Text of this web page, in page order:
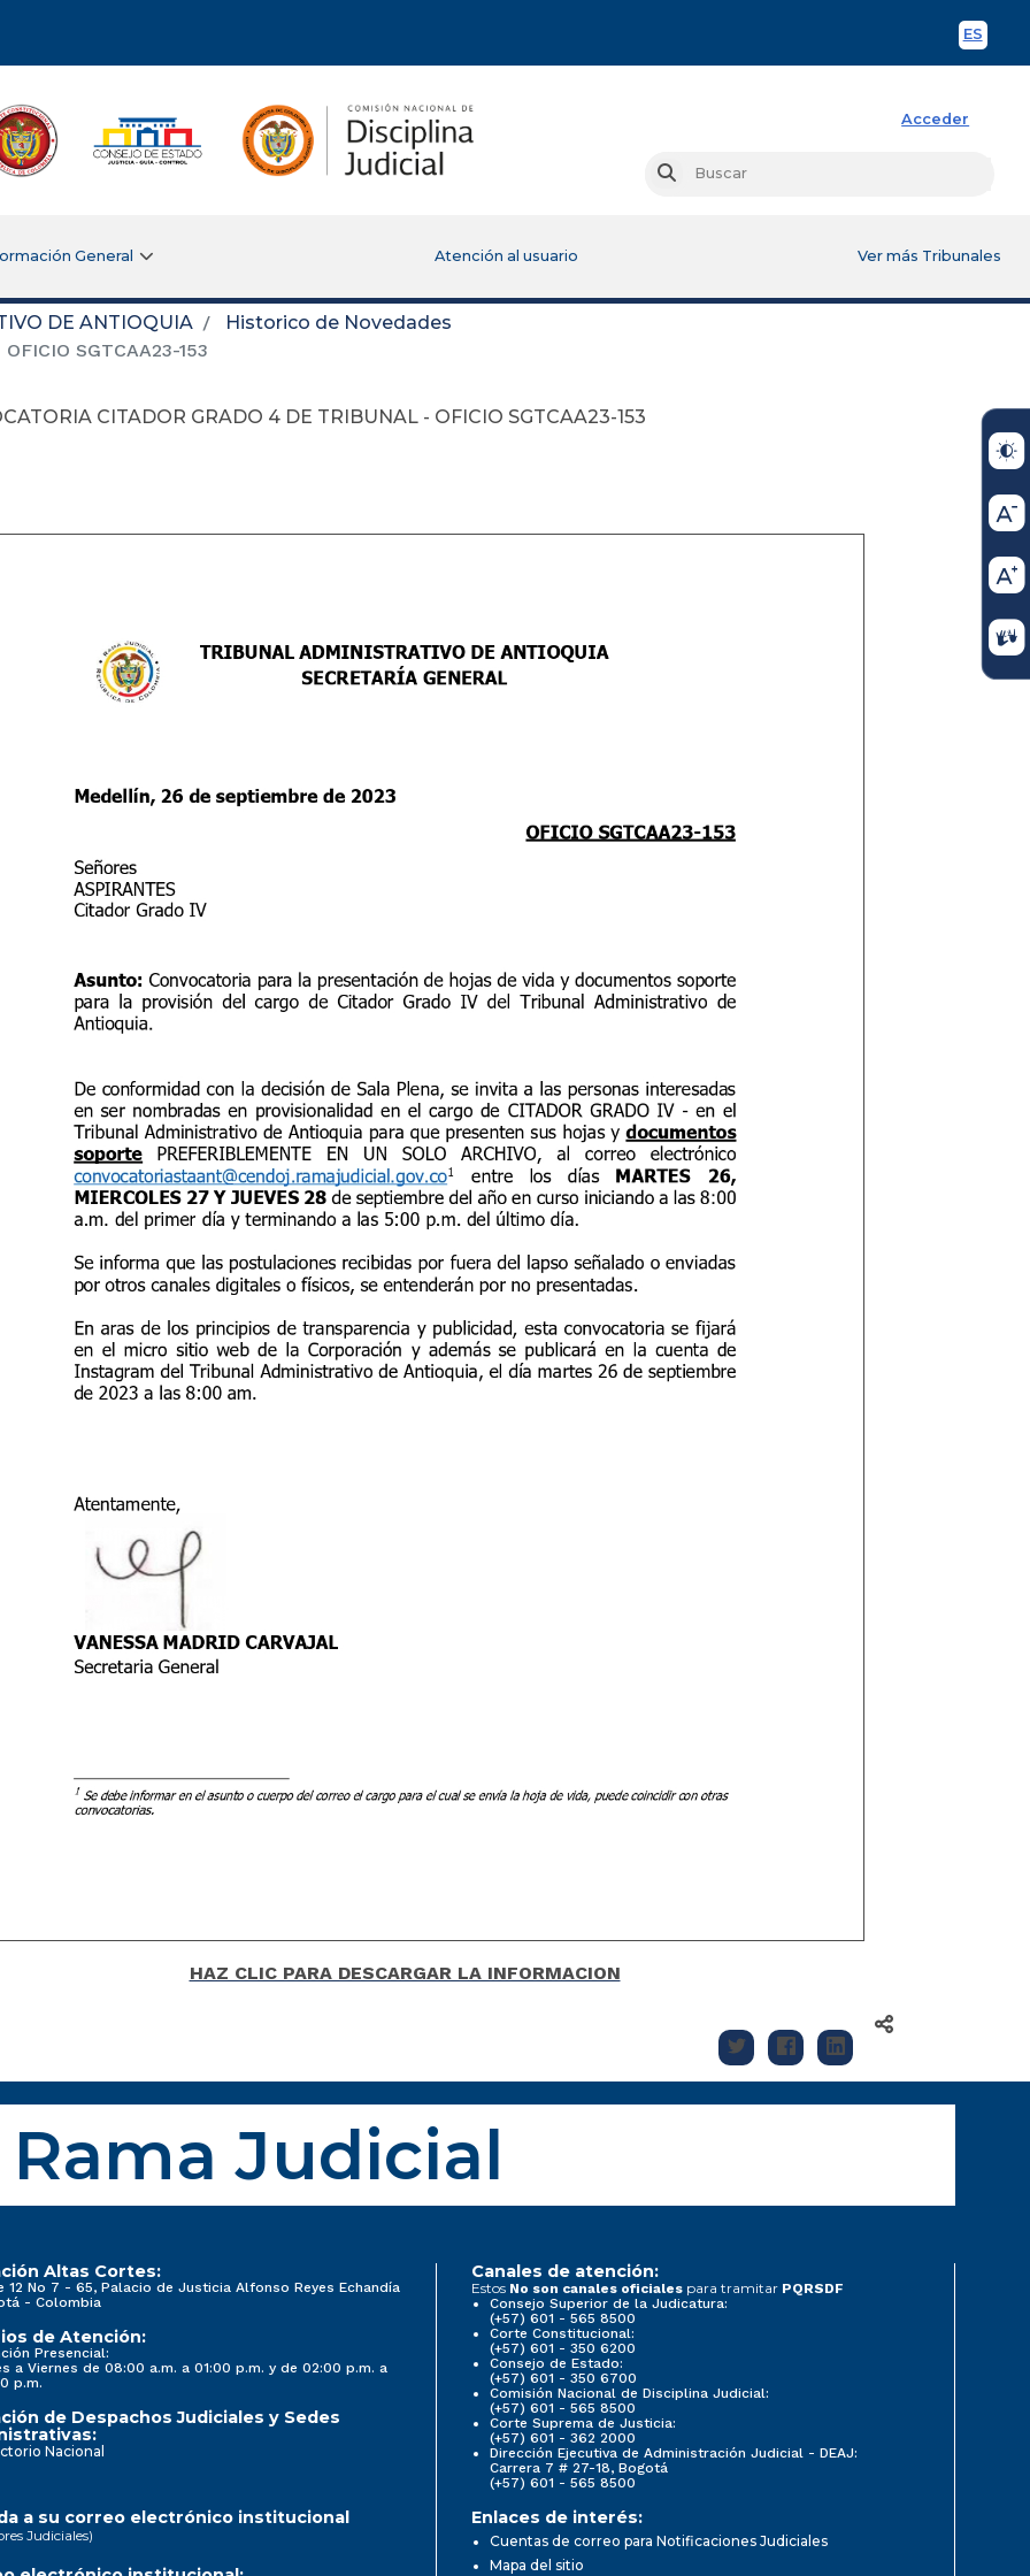
ES
Acceder
Buscar
General Atención al usuario Ver más Tribunales
DE ANTIOQUIA
Historico de Novedades
SGTCAA23-153
CITADOR GRADO 4 DE TRIBUNAL - OFICIO SGTCAA23-153
HAZ CLIC PARA DESCARGAR LA INFORMACION
Rama Judicial
Altas Cortes:
12 No 7 - 65, Palacio de Justicia Alfonso Reyes Echandía
- Colombia
de Atención:
Presencial:
a Viernes de 08:00 a.m. a 01:00 p.m. y de 02:00 p.m. a
p.m.
de Despachos Judiciales y Sedes
Nacional
Canales de atención:
Estos No son canales oficiales para tramitar PQRSDF
Consejo Superior de la Judicatura:
(+57) 601 - 565 8500
Corte Constitucional:
(+57) 601 - 350 6200
Consejo de Estado:
(+57) 601 - 350 6700
Comisión Nacional de Disciplina Judicial:
(+57) 601 - 565 8500
Corte Suprema de Justicia:
(+57) 601 - 362 2000
Dirección Ejecutiva de Administración Judicial - DEAJ:
Carrera 7 # 27-18, Bogotá
(+57) 601 - 565 8500
a su correo electrónico institucional
Judiciales)
Enlaces de interés:
Cuentas de correo para Notificaciones Judiciales
Mapa del sitio